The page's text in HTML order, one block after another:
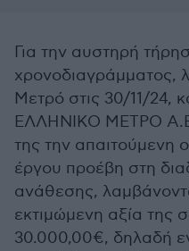
Για την αυστηρή
χρονοδιαγράμματος,
Μετρό στις 30/11/24,
ΕΛΛΗΝΙΚΟ ΜΕΤΡΟ
της την απαιτούμενη
έργου προέβη στη
ανάθεσης,
εκτιμώμενη αξία της
30.000,00€, δηλαδή